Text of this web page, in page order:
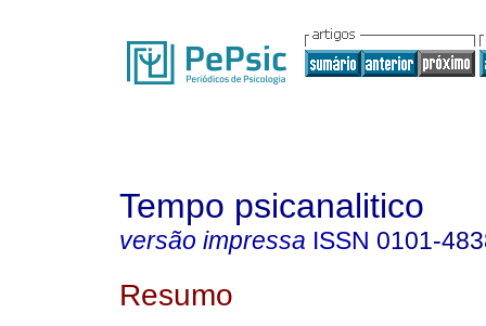
Tempo psicanalitico
versão impressa ISSN 0101-
Resumo